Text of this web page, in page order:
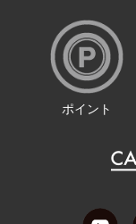
ポイント